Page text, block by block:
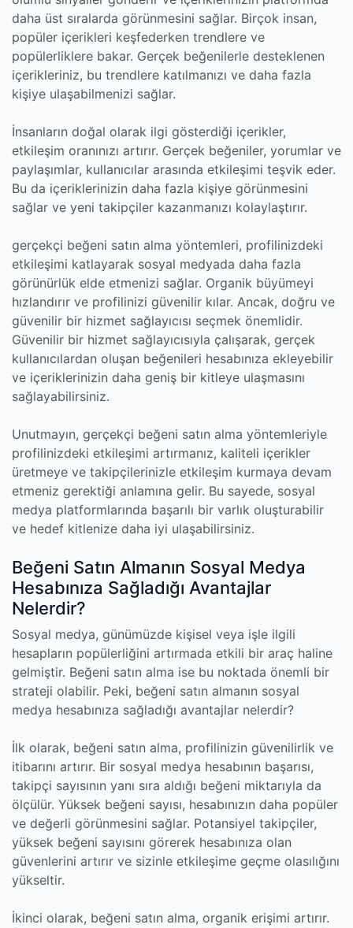
daha üst sıralarda görünmesini sağlar. Birçok insan,
popüler içerikleri keşfederken trendlere ve
popülerliklere bakar. Gerçek beğenilerle desteklenen
içerikleriniz, bu trendlere katılmanızı ve daha fazla
kişiye ulaşabilmenizi sağlar.
İnsanların doğal olarak ilgi gösterdiği içerikler,
etkileşim oranınızı artırır. Gerçek beğeniler, yorumlar ve
paylaşımlar, kullanıcılar arasında etkileşimi teşvik eder.
Bu da içeriklerinizin daha fazla kişiye görünmesini
sağlar ve yeni takipçiler kazanmanızı kolaylaştırır.
gerçekçi beğeni satın alma yöntemleri, profilinizdeki
etkileşimi katlayarak sosyal medyada daha fazla
görünürlük elde etmenizi sağlar. Organik büyümeyi
hızlandırır ve profilinizi güvenilir kılar. Ancak, doğru ve
güvenilir bir hizmet sağlayıcısı seçmek önemlidir.
Güvenilir bir hizmet sağlayıcısıyla çalışarak, gerçek
kullanıcılardan oluşan beğenileri hesabınıza ekleyebilir
ve içeriklerinizin daha geniş bir kitleye ulaşmasını
sağlayabilirsiniz.
Unutmayın, gerçekçi beğeni satın alma yöntemleriyle
profilinizdeki etkileşimi artırmanız, kaliteli içerikler
üretmeye ve takipçilerinizle etkileşim kurmaya devam
etmeniz gerektiği anlamına gelir. Bu sayede, sosyal
medya platformlarında başarılı bir varlık oluşturabilir
ve hedef kitlenize daha iyi ulaşabilirsiniz.
Beğeni Satın Almanın Sosyal Medya
Hesabınıza Sağladığı Avantajlar
Nelerdir?
Sosyal medya, günümüzde kişisel veya işle ilgili
hesapların popülerliğini artırmada etkili bir araç haline
gelmiştir. Beğeni satın alma ise bu noktada önemli bir
strateji olabilir. Peki, beğeni satın almanın sosyal
medya hesabınıza sağladığı avantajlar nelerdir?
İlk olarak, beğeni satın alma, profilinizin güvenilirlik ve
itibarını artırır. Bir sosyal medya hesabının başarısı,
takipçi sayısının yanı sıra aldığı beğeni miktarıyla da
ölçülür. Yüksek beğeni sayısı, hesabınızın daha popüler
ve değerli görünmesini sağlar. Potansiyel takipçiler,
yüksek beğeni sayısını görerek hesabınıza olan
güvenlerini artırır ve sizinle etkileşime geçme olasılığını
yükseltir.
İkinci olarak, beğeni satın alma, organik erişimi artırır.